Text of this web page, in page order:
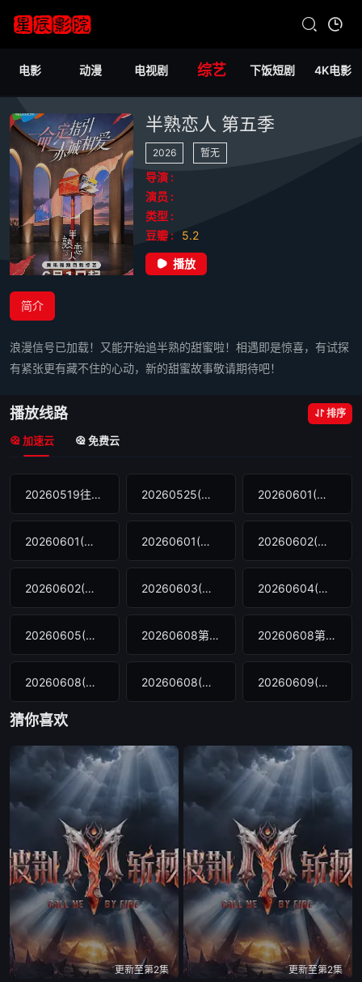
电影 动漫 电视剧 综艺 下饭短剧 4K电影
半熟恋人 第五季
2026 暂无
导演 :
演员 :
类型 :
豆瓣 :
5.2
播放
简介
浪漫信号已加载！又能开始追半熟的甜蜜啦！相遇即是惊喜，有试探
有紧张更有藏不住的心动，新的甜蜜故事敬请期待吧！
播放线路 排序
加速云 免费云
20260519往季回顾 20260525(半熟入住前) 20260601(第1期上)
20260601(第1期中) 20260601(第1期中纯享) 20260602(第1期下)
20260602(第1期下纯享) 20260603(超前彩蛋) 20260604(第1期加更)
20260605(第1期陪看) 20260608第2期上 20260608第2期中
20260608(第2期中纯享) 20260608(第2期上纯享) 20260609(第2期下纯享)
20260615(第3期上纯享)
20260616(第3期下) 20260616(第3期纯享下) 20260618(第3期加更上)
20260618(第3期加更下) 20260619(第3期陪看) 20260622(第4期上)
20260622(第4期中) 20260622(第4期上纯享) 20260622(第4期中纯享)
猜你喜欢
更新至第2集 更新至第2集